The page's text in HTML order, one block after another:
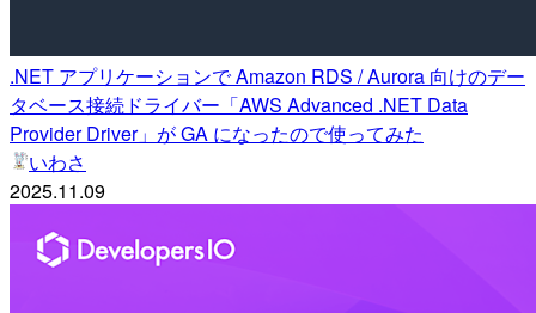
.NET アプリケーションで Amazon RDS / Aurora 向けのデー
タベース接続ドライバー「AWS Advanced .NET Data
Provider Driver」が GA になったので使ってみた
いわさ
2025.11.09